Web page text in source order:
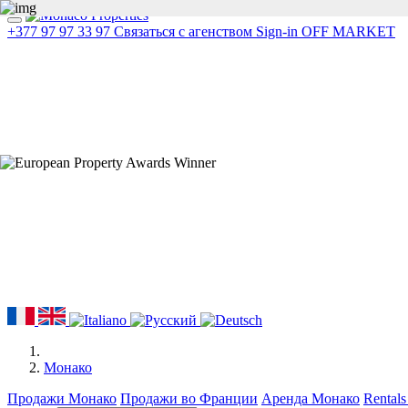
+377 97 97 33 97 Связаться с агенством Sign-in OFF MARKET
Монако
Продажи Монако Продажи во Франции Аренда Монако